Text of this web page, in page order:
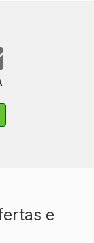
e